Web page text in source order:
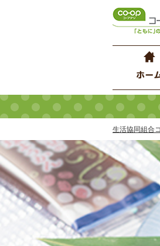
生活協同組合